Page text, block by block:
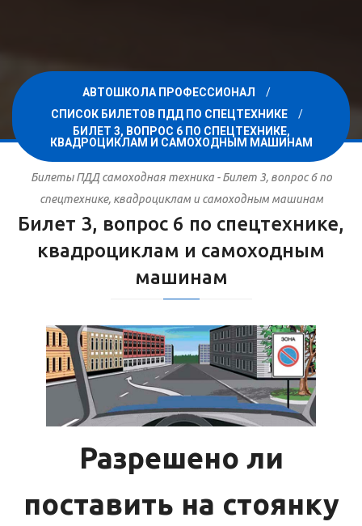
АВТОШКОЛА ПРОФЕССИОНАЛ
СПИСОК БИЛЕТОВ ПДД ПО СПЕЦТЕХНИКЕ
БИЛЕТ 3, ВОПРОС 6 ПО СПЕЦТЕХНИКЕ,
КВАДРОЦИКЛАМ И САМОХОДНЫМ МАШИНАМ
Билеты ПДД самоходная техника - Билет 3, вопрос 6 по
спецтехнике, квадроциклам и самоходным машинам
Билет 3, вопрос 6 по спецтехнике,
квадроциклам и самоходным
машинам
Разрешено ли
поставить на стоянку